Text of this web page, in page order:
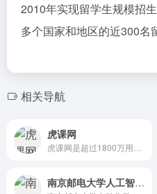
2010年实现留学生规模招
多个国家和地区的近300名
相关导航
虎课网
南京邮电大学人工智能学院